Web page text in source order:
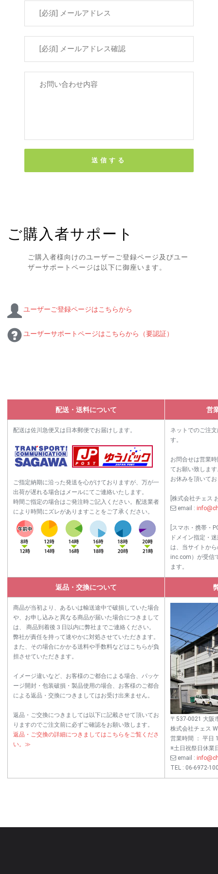
ご購入者サポート
ご購入者様向けのユーザーご登録ページ及びユー
ザーサポートページは以下に御座います。
ユーザーご登録ページはこちらから
ユーザーサポートページはこちらから（要認証）
配送・送料について 営
配送は佐川急便又は日本郵便でお届けします。
ご指定納期に沿った発送を心がけておりますが、万が一
出荷が遅れる場合はメールにてご連絡いたします。
時間ご指定の場合はご発注時ご記入ください。配送業者
により時間にズレがありますことをご了承ください。
ネットでのご注
す。
お問合せは営業
てお願い致しま
お休みを頂いて
[株式会社チェス
email :
[スマホ・携帯・
ドメイン指定・
は、当サイトか
inc.com）が受信
ます。
返品・交換について
商品が当初より、あるいは輸送途中で破損していた場合
や、お申し込みと異なる商品が届いた場合につきまして
は、 商品到着後３日以内に弊社までご連絡ください。
弊社が責任を持って速やかに対処させていただきます。
また、その場合にかかる送料や手数料などはこちらが負
担させていただきます。
イメージ違いなど、お客様のご都合による場合、パッケ
ージ開封・包装破損・製品使用の場合、お客様のご都合
による返品・交換につきましてはお受け出来ません。
返品・ご交換につきましては以下に記載させて頂いてお
りますのでご注文前に必ずご確認をお願い致します。
返品・ご交換の詳細につきましてはこちらをご覧くださ
い。≫
〒537-0021 大阪
株式会社チェス
営業時間 ： 平日
※土日祝祭日休業
email :
TEL : 06-6972-